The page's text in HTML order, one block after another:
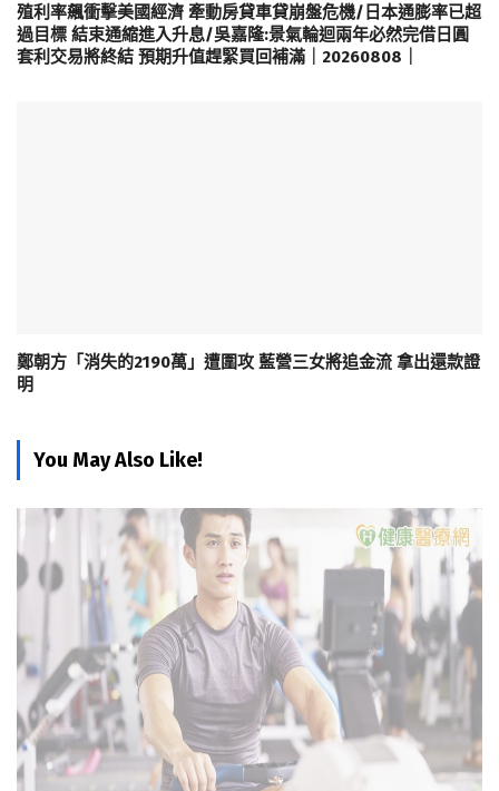
殖利率飆衝擊美國經濟 牽動房貸車貸崩盤危機/日本通膨率已超
過目標 結束通縮進入升息/吳嘉隆:景氣輪迴兩年必然完借日圓
套利交易將終結 預期升值趕緊買回補滿｜20260808｜
鄭朝方「消失的2190萬」遭圍攻 藍營三女將追金流 拿出還款證
明
You May Also Like!